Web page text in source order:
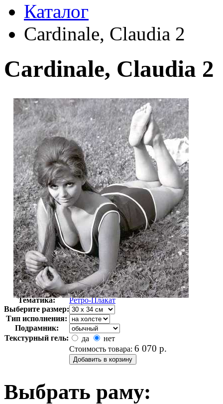
Каталог
Cardinale, Claudia 2
Cardinale, Claudia 2
Автор:
Неизвестно
Арт-стиль
Ретро-Плакат
Тематика:
Ретро-Плакат
Выберите размер:
Тип исполнения:
Подрамник:
Текстурный гель:
да
нет
Стоимость товара: 6 070 р.
Выбрать раму: